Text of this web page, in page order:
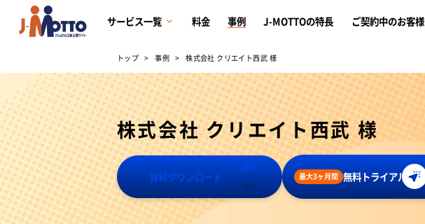
サービス一覧 料金 事例 J-MOTTOの特長 ご契約中のお客様
トップ 事例 株式会社 クリエイト西武 様
株式会社 クリエイト西武 様
資料ダウンロード 最大3ヶ月間 無料トライアル